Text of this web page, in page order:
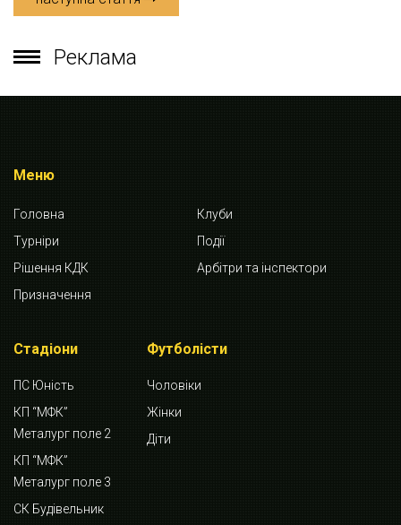
Реклама
Меню
Головна
Клуби
Турніри
Події
Рішення КДК
Арбітри та інспектори
Призначення
Стадіони
ПС Юність
КП “МФК”
Металург поле 2
КП “МФК”
Металург поле 3
СК Будівельник
Футболісти
Чоловіки
Жінки
Діти